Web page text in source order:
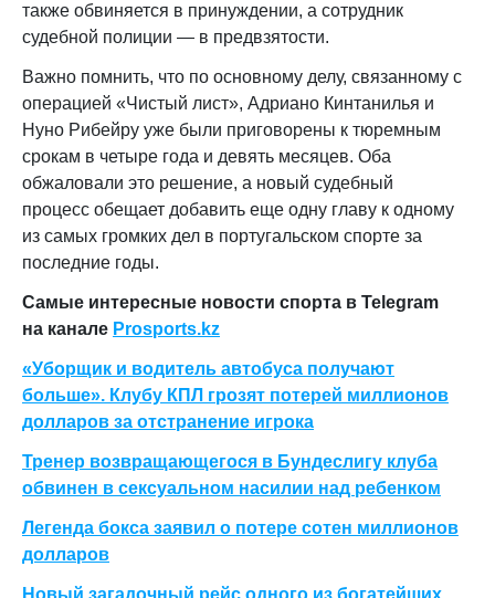
также обвиняется в принуждении, а сотрудник
судебной полиции — в предвзятости.
Важно помнить, что по основному делу, связанному с
операцией «Чистый лист», Адриано Кинтанилья и
Нуно Рибейру уже были приговорены к тюремным
срокам в четыре года и девять месяцев. Оба
обжаловали это решение, а новый судебный
процесс обещает добавить еще одну главу к одному
из самых громких дел в португальском спорте за
последние годы.
Самые интересные новости спорта в Telegram
на канале Prosports.kz
«Уборщик и водитель автобуса получают
больше». Клубу КПЛ грозят потерей миллионов
долларов за отстранение игрока
Тренер возвращающегося в Бундеслигу клуба
обвинен в сексуальном насилии над ребенком
Легенда бокса заявил о потере сотен миллионов
долларов
Новый загадочный рейс одного из богатейших